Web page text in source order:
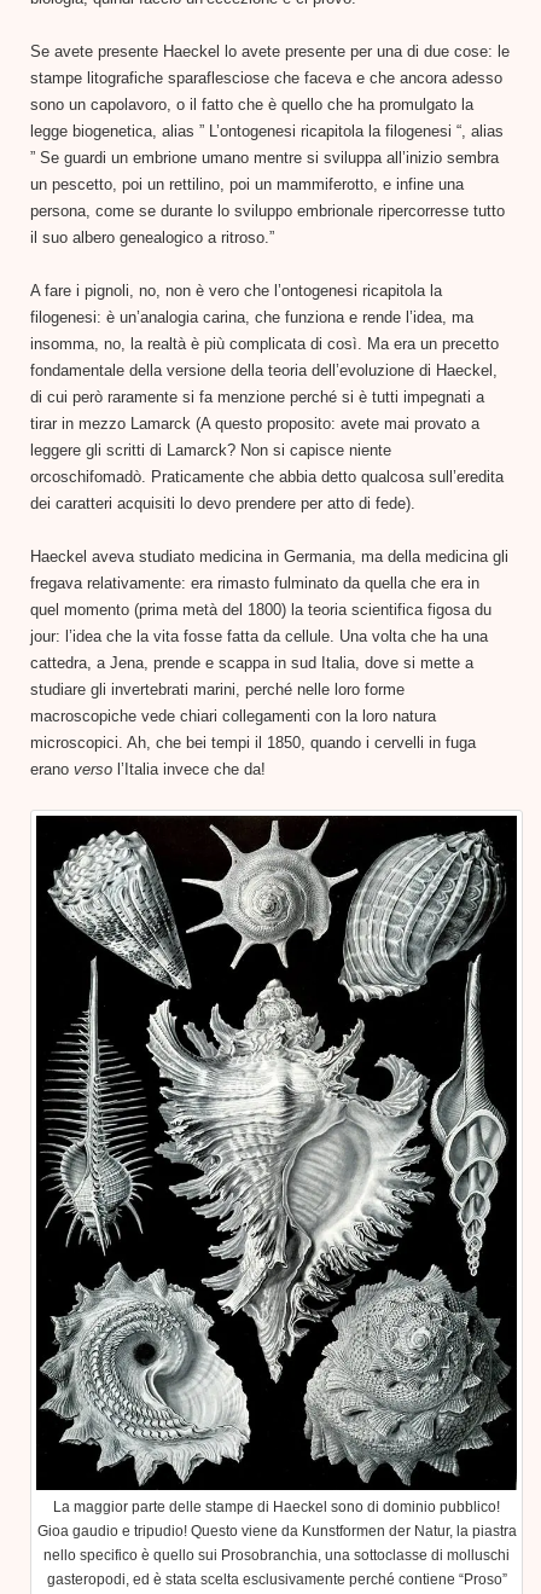
Se avete presente Haeckel lo avete presente per una di due cose: le
stampe litografiche sparaflesciose che faceva e che ancora adesso
sono un capolavoro, o il fatto che è quello che ha promulgato la
legge biogenetica, alias ” L’ontogenesi ricapitola la filogenesi “, alias
” Se guardi un embrione umano mentre si sviluppa all’inizio sembra
un pescetto, poi un rettilino, poi un mammiferotto, e infine una
persona, come se durante lo sviluppo embrionale ripercorresse tutto
il suo albero genealogico a ritroso.”
A fare i pignoli, no, non è vero che l’ontogenesi ricapitola la
filogenesi: è un’analogia carina, che funziona e rende l’idea, ma
insomma, no, la realtà è più complicata di così. Ma era un precetto
fondamentale della versione della teoria dell’evoluzione di Haeckel,
di cui però raramente si fa menzione perché si è tutti impegnati a
tirar in mezzo Lamarck (A questo proposito: avete mai provato a
leggere gli scritti di Lamarck? Non si capisce niente
orcoschifomadò. Praticamente che abbia detto qualcosa sull’eredita
dei caratteri acquisiti lo devo prendere per atto di fede).
Haeckel aveva studiato medicina in Germania, ma della medicina gli
fregava relativamente: era rimasto fulminato da quella che era in
quel momento (prima metà del 1800) la teoria scientifica figosa du
jour: l’idea che la vita fosse fatta da cellule. Una volta che ha una
cattedra, a Jena, prende e scappa in sud Italia, dove si mette a
studiare gli invertebrati marini, perché nelle loro forme
macroscopiche vede chiari collegamenti con la loro natura
microscopici. Ah, che bei tempi il 1850, quando i cervelli in fuga
erano verso l’Italia invece che da!
La maggior parte delle stampe di Haeckel sono di dominio pubblico!
Gioa gaudio e tripudio! Questo viene da Kunstformen der Natur, la piastra
nello specifico è quello sui Prosobranchia, una sottoclasse di molluschi
gasteropodi, ed è stata scelta esclusivamente perché contiene “Proso”